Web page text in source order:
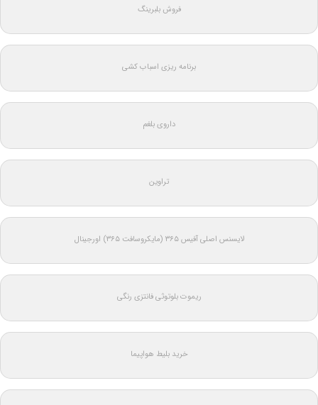
فروش بلبرینگ
برنامه ریزی اسباب کشی
داروی بلغم
تراوین
لایسنس اصلی آفیس ۳۶۵ (مایکروسافت ۳۶۵) اورجینال
ریموت بلوتوثی فانتزی رنگی
خرید بلیط هواپیما